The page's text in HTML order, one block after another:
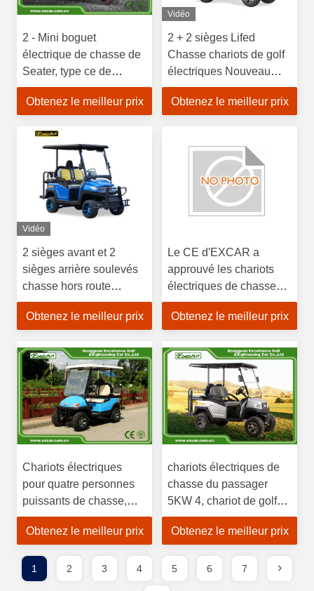
2 - Mini boguet
électrique de chasse de
Seater, type ce de
chariot de golf de
véhicules approuvé
Obtenez le meilleur prix
Vidéo
2 + 2 sièges Lifed
Chasse chariots de golf
électriques Nouveau
design modèle populaire
avec siège arrière flip
Obtenez le meilleur prix
Vidéo
2 sièges avant et 2
sièges arrière soulevés
chasse hors route
Voiture de golf électrique
bleue pour terrain de golf
Obtenez le meilleur prix
Le CE d'EXCAR a
approuvé les chariots
électriques de chasse
que 48V a soulevé le
chariot de golf de 4
Obtenez le meilleur prix
Chariots électriques
pour quatre personnes
puissants de chasse,
chariot de golf de service
de plage
Obtenez le meilleur prix
chariots électriques de
chasse du passager
5KW 4, chariot de golf
de la batterie 48v
Obtenez le meilleur prix
1 2 3 4 5 6 7